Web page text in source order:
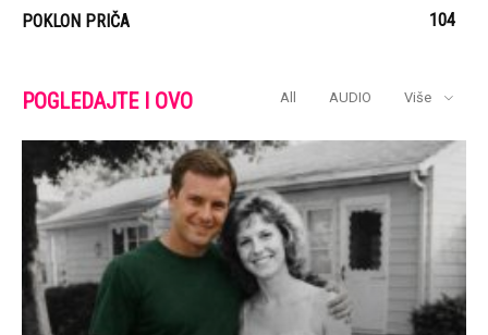
POKLON PRIČA
104
POGLEDAJTE I OVO All AUDIO Više